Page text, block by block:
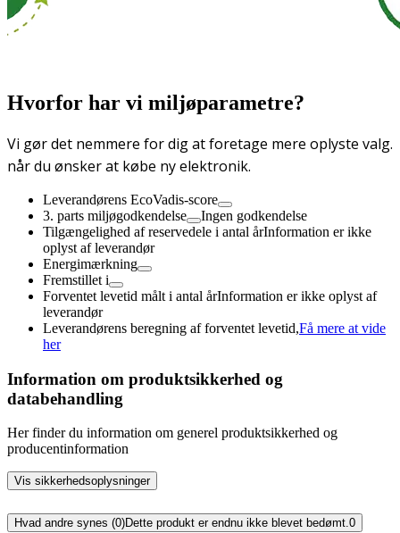
Hvorfor har vi miljøparametre?
Vi gør det nemmere for dig at foretage mere oplyste valg.
når du ønsker at købe ny elektronik.
Leverandørens EcoVadis-score
3. parts miljøgodkendelse
Ingen godkendelse
Tilgængelighed af reservedele i antal årInformation er ikke
oplyst af leverandør
Energimærkning
Fremstillet i
Forventet levetid målt i antal årInformation er ikke oplyst af
leverandør
Leverandørens beregning af forventet levetid,Få mere at vide
her
Information om produktsikkerhed og
databehandling
Her finder du information om generel produktsikkerhed og
producentinformation
Vis sikkerhedsoplysninger
Hvad andre synes (0)Dette produkt er endnu ikke blevet bedømt.0